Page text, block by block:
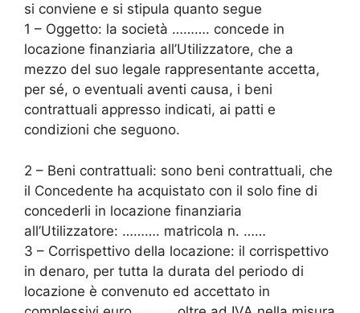
si conviene e si stipula quanto segue
1 – Oggetto: la società ………. concede in
locazione finanziaria all’Utilizzatore, che a
mezzo del suo legale rappresentante accetta,
per sé, o eventuali aventi causa, i beni
contrattuali appresso indicati, ai patti e
condizioni che seguono.
2 – Beni contrattuali: sono beni contrattuali, che
il Concedente ha acquistato con il solo fine di
concederli in locazione finanziaria
all’Utilizzatore: ………. matricola n. ……
3 – Corrispettivo della locazione: il corrispettivo
in denaro, per tutta la durata del periodo di
locazione è convenuto ed accettato in